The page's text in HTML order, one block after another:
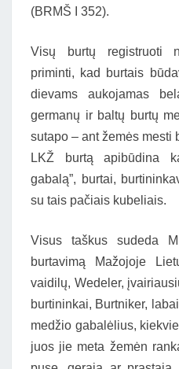
(BRMŠ I 352).
Visų burtų registruoti
priminti, kad burtais
dievams aukojamas
germanų ir baltų burtų
sutapo – ant žemės mesti
LKŽ burtą apibūdina
gabalą”, burtai,
su tais pačiais kubeliais.
Visus taškus sudeda
burtavimą Mažojoje
vaidilų, Wedeler,
burtininkai, Burtniker,
medžio gabalėlius,
juos jie meta žemėn